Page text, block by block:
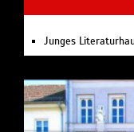
Junges